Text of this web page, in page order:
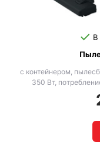
В
с контейнером,
350 Вт,